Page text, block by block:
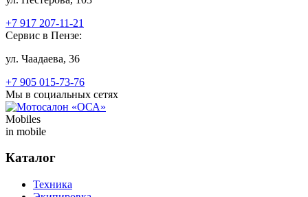
+7 917 207-11-21
Сервис в Пензе:
ул. Чаадаева, 36
+7 905 015-73-76
Мы в социальных сетях
Mobiles
in mobile
Каталог
Техника